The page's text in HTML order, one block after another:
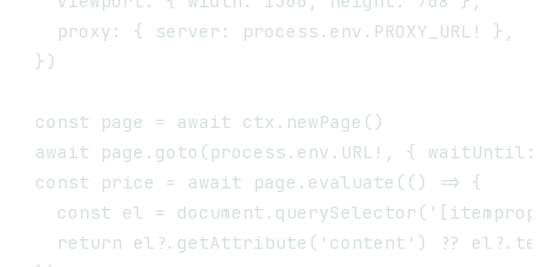
  proxy: { server: process.env.PROXY_URL! },
})
const page = await ctx.newPage()
await page.goto(process.env.URL!, {
const price = await page.evaluate(() => {
const el =
return el?.getAttribute('content') ??